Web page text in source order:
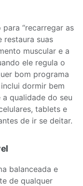
“recarregar as
restaura suas
muscular e a
ele regula o
bom programa
dormir bem
qualidade do seu
tablets e
de ir se deitar.
balanceada e
de qualquer